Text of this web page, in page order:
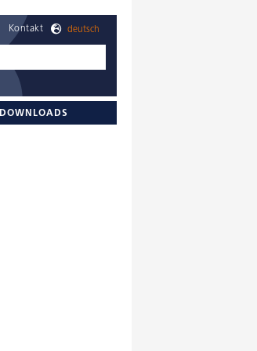
Kontakt deutsch
DOWNLOADS